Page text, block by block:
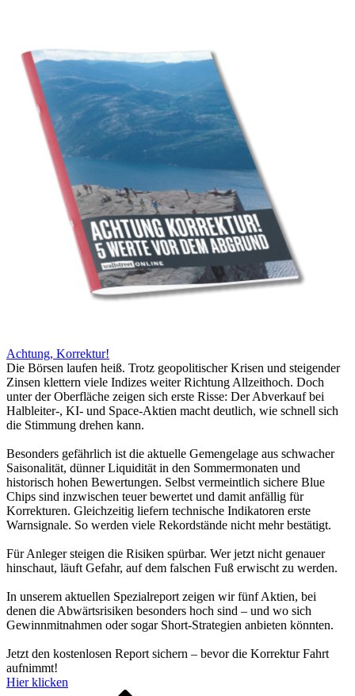
Achtung, Korrektur!
Die Börsen laufen heiß. Trotz geopolitischer Krisen und steigender
Zinsen klettern viele Indizes weiter Richtung Allzeithoch. Doch
unter der Oberfläche zeigen sich erste Risse: Der Abverkauf bei
Halbleiter-, KI- und Space-Aktien macht deutlich, wie schnell sich
die Stimmung drehen kann.
Besonders gefährlich ist die aktuelle Gemengelage aus schwacher
Saisonalität, dünner Liquidität in den Sommermonaten und
historisch hohen Bewertungen. Selbst vermeintlich sichere Blue
Chips sind inzwischen teuer bewertet und damit anfällig für
Korrekturen. Gleichzeitig liefern technische Indikatoren erste
Warnsignale. So werden viele Rekordstände nicht mehr bestätigt.
Für Anleger steigen die Risiken spürbar. Wer jetzt nicht genauer
hinschaut, läuft Gefahr, auf dem falschen Fuß erwischt zu werden.
In unserem aktuellen Spezialreport zeigen wir fünf Aktien, bei
denen die Abwärtsrisiken besonders hoch sind – und wo sich
Gewinnmitnahmen oder sogar Short-Strategien anbieten könnten.
Jetzt den kostenlosen Report sichern – bevor die Korrektur Fahrt
aufnimmt!
Hier klicken